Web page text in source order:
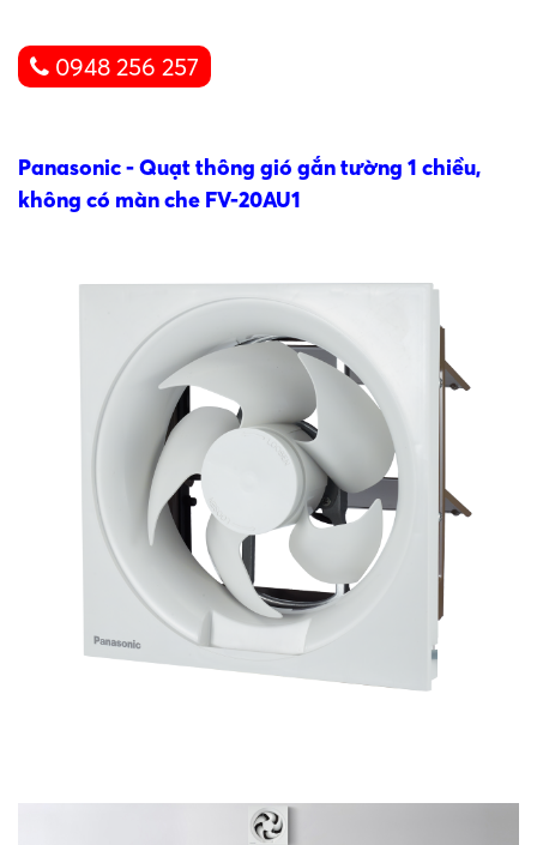
0948 256 257
Panasonic - Quạt thông gió gắn tường 1 chiều,
không có màn che FV-20AU1